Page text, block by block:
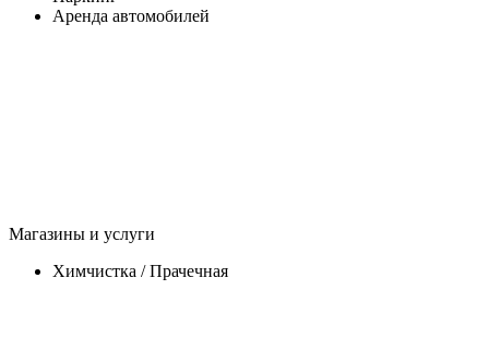
Аренда автомобилей
Магазины и услуги
Химчистка / Прачечная